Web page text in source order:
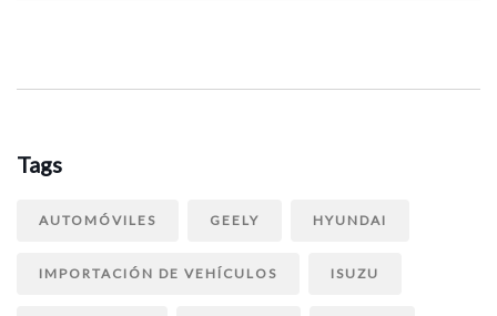
Tags
AUTOMÓVILES GEELY HYUNDAI
IMPORTACIÓN DE VEHÍCULOS ISUZU